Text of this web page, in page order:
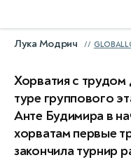
Лука Модрич
Хорватия с
туре группового
Анте Будимира в
хорватам первые
закончила турнир